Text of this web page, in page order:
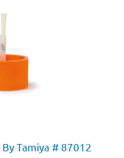
Tamiya # 87012